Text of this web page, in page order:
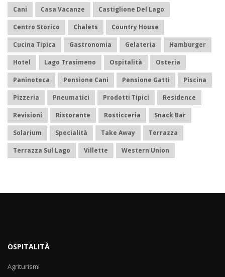
Cani Casa Vacanze Castiglione Del Lago
Centro Storico Chalets Country House
Cucina Tipica Gastronomia Gelateria Hamburger
Hotel Lago Trasimeno Ospitalità Osteria
Paninoteca Pensione Cani Pensione Gatti Piscina
Pizzeria Pneumatici Prodotti Tipici Residence
Revisioni Ristorante Rosticceria Snack Bar
Solarium Specialità Take Away Terrazza
Terrazza Sul Lago Villette Western Union
OSPITALITÀ
Agriturismi